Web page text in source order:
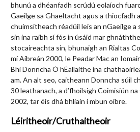
bhunú a dhéanfadh scrúdú eolaíoch
Gaeilge sa Ghaeltacht agus a thiocfadh
chuimsitheach réadúil leis an nGaeilge a
sin ina raibh sí fós in úsáid mar
stocaireachta sin, bhunaigh an Rialtas
mí Aibreán 2000, le Peadar Mac an
Bhí Donncha Ó hÉallaithe ina
am. An alt seo, caitheann Donncha súil
30 leathanach, a d’fhoilsigh Coimisiún
2002, tar éis dhá bhliain i mbun oibre.
Léiritheoir/Cruthaitheoir